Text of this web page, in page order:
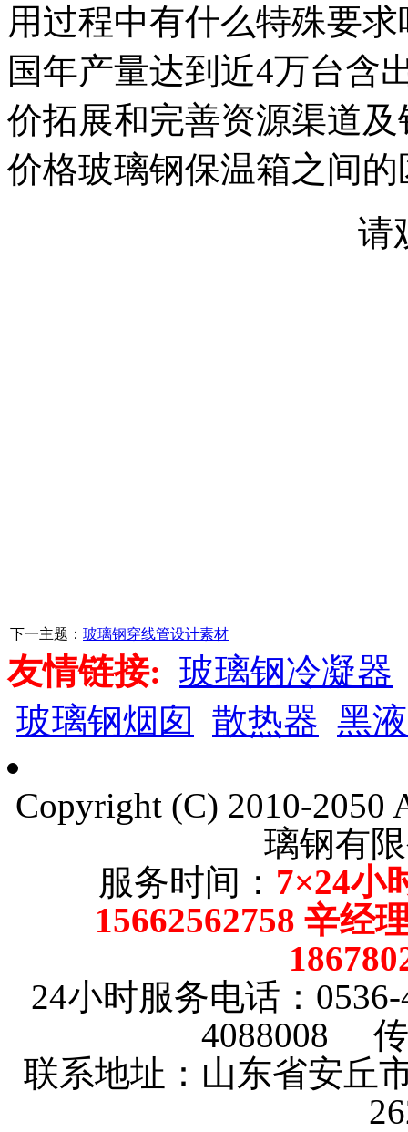
用过程中有什么特殊要
国年产量达到近4万台含
价拓展和完善资源渠道
价格玻璃钢保温箱之间的
请
下一主题： 玻璃钢穿线管设计素材
友情链接: 玻璃钢冷凝器
玻璃钢烟囱 散热器 黑
Copyright (C) 2010-2050
璃钢有
服务时间： 7×24小
15662562758 辛
24小时服务电话：
4088008 传
联系地址：山东省安丘